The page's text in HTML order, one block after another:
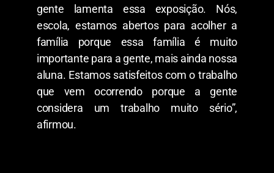
gente lamenta essa exposição. Nós,
escola, estamos abertos para acolher a
família porque essa família é muito
importante para a gente, mais ainda nossa
aluna. Estamos satisfeitos com o trabalho
que vem ocorrendo porque a gente
considera um trabalho muito sério”,
afirmou.